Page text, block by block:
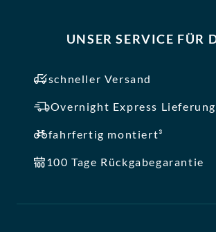
UNSER SERVICE FÜR
schneller Versand
Overnight Express Lieferung
fahrfertig montiert³
100 Tage Rückgabegarantie